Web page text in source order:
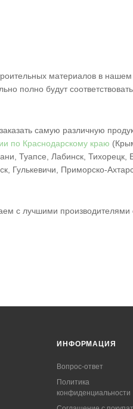
материалов в
полно будут
самую различную
по Краснодарскому краю
Туапсе, Лабинск,
Гулькевичи, Приморско-
с лучшими
ИНФОРМАЦИЯ
Вопрос-ответ
Политика
конфиденциальности